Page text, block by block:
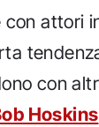
attori
con
Hoskins